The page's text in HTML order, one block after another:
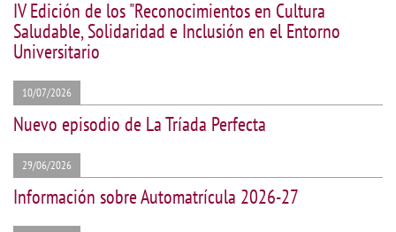
IV Edición de los "Reconocimientos en Cultura
Saludable, Solidaridad e Inclusión en el Entorno
Universitario
10/07/2026
Nuevo episodio de La Tríada Perfecta
29/06/2026
Información sobre Automatrícula 2026-27